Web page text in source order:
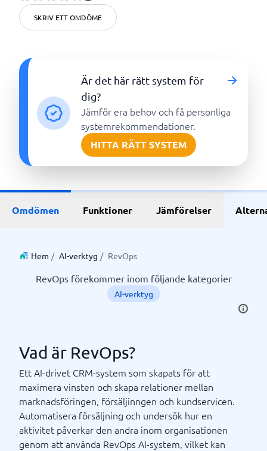
SKRIV ETT OMDÖME
Är det här rätt system för
dig?
Jämför era behov och få personliga
systemrekommendationer.
HITTA RÄTT SYSTEM
Omdömen Funktioner Jämförelser
Hem / AI-verktyg / RevOps
RevOps förekommer inom följande kategorier
AI-verktyg
Vad är RevOps?
Ett AI-drivet CRM-system som skapats för att
maximera vinsten och skapa relationer mellan
marknadsföringen, försäljinngen och kundservicen.
Automatisera försäljning och undersök hur en
aktivitet påverkar den andra inom organisationen
genom att använda RevOps AI-system, vilket kan